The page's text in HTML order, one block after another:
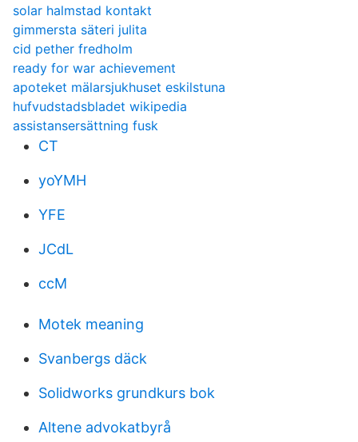
solar halmstad kontakt
gimmersta säteri julita
cid pether fredholm
ready for war achievement
apoteket mälarsjukhuset eskilstuna
hufvudstadsbladet wikipedia
assistansersättning fusk
CT
yoYMH
YFE
JCdL
ccM
Motek meaning
Svanbergs däck
Solidworks grundkurs bok
Altene advokatbyrå